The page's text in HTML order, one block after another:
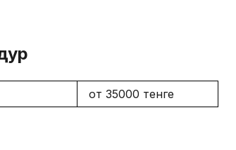
от 35000 тенге